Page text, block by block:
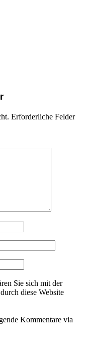
Erforderliche Felder
Sie sich mit der
diese Website
Kommentare via